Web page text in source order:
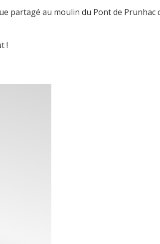
partagé au moulin du Pont de Prunhac
!